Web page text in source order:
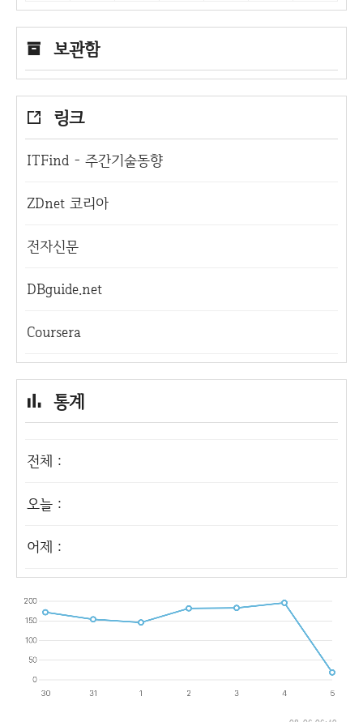
보관함
링크
ITFind - 주간기술동향
ZDnet 코리아
전자신문
DBguide.net
Coursera
통계
전체 :
오늘 :
어제 :